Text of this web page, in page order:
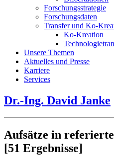
Forschungsstrategie
Forschungsdaten
Transfer und Ko-
Ko-Kreation
Unsere Themen
Aktuelles und Presse
Karriere
Services
Dr.-Ing. David Janke
Aufsätze in
[51 Ergebnisse]